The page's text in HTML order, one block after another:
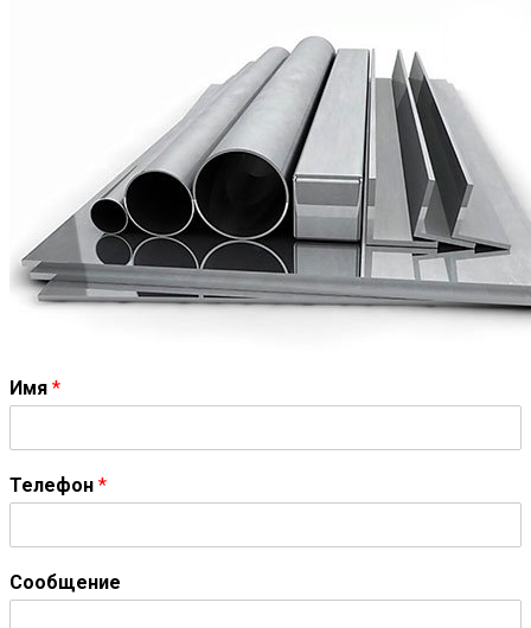
Имя *
Телефон *
Сообщение